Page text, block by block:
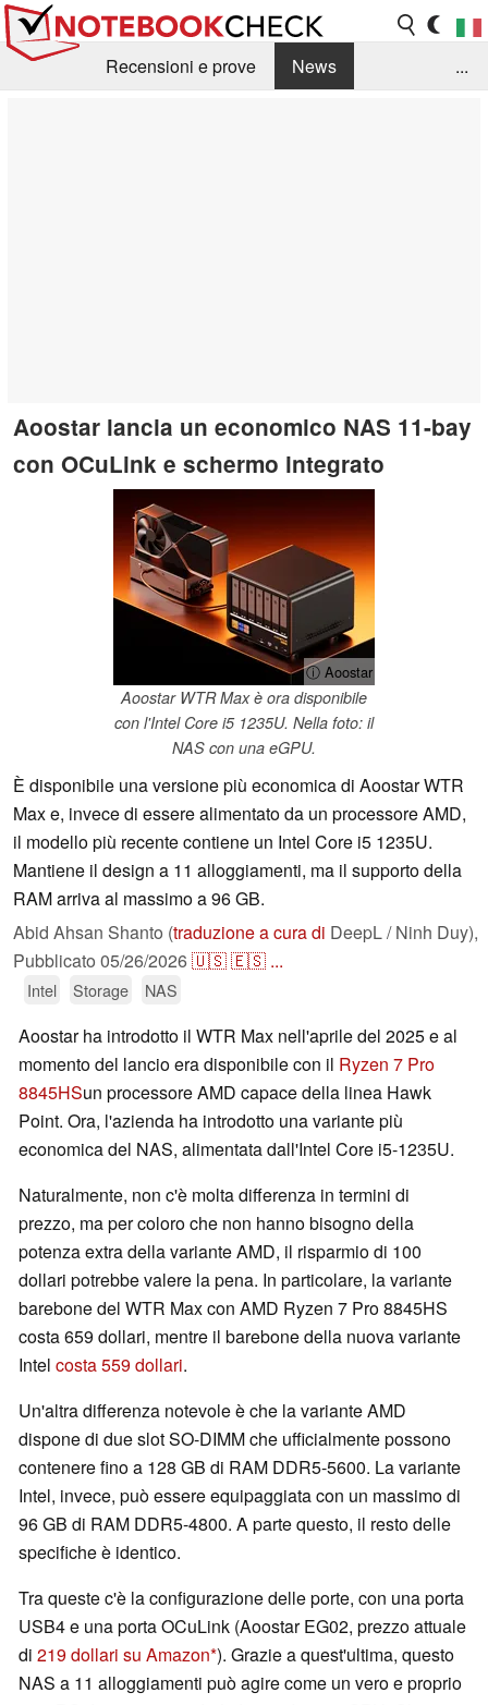
Recensioni e prove
News
...
Aoostar lancia un economico NAS 11-bay
con OCuLink e schermo integrato
ⓘ Aoostar
Aoostar WTR Max è ora disponibile
con l'Intel Core i5 1235U. Nella foto: il
NAS con una eGPU.
È disponibile una versione più economica di Aoostar WTR
Max e, invece di essere alimentato da un processore AMD,
il modello più recente contiene un Intel Core i5 1235U.
Mantiene il design a 11 alloggiamenti, ma il supporto della
RAM arriva al massimo a 96 GB.
Abid Ahsan Shanto (traduzione a cura di DeepL / Ninh Duy),
Pubblicato 05/26/2026🇺🇸🇪🇸 ...
Intel Storage NAS
Aoostar ha introdotto il WTR Max nell'aprile del 2025 e al
momento del lancio era disponibile con il Ryzen 7 Pro
8845HSun processore AMD capace della linea Hawk
Point. Ora, l'azienda ha introdotto una variante più
economica del NAS, alimentata dall'Intel Core i5-1235U.
Naturalmente, non c'è molta differenza in termini di
prezzo, ma per coloro che non hanno bisogno della
potenza extra della variante AMD, il risparmio di 100
dollari potrebbe valere la pena. In particolare, la variante
barebone del WTR Max con AMD Ryzen 7 Pro 8845HS
costa 659 dollari, mentre il barebone della nuova variante
Intel costa 559 dollari.
Un'altra differenza notevole è che la variante AMD
dispone di due slot SO-DIMM che ufficialmente possono
contenere fino a 128 GB di RAM DDR5-5600. La variante
Intel, invece, può essere equipaggiata con un massimo di
96 GB di RAM DDR5-4800. A parte questo, il resto delle
specifiche è identico.
Tra queste c'è la configurazione delle porte, con una porta
USB4 e una porta OCuLink (Aoostar EG02, prezzo attuale
di 219 dollari su Amazon ). Grazie a quest'ultima, questo
NAS a 11 alloggiamenti può agire come un vero e proprio